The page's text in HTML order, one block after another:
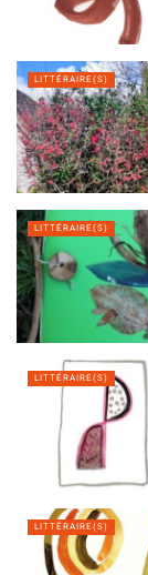
LITTÉRAIRE(S)
LITTÉRAIRE(S)
LITTÉRAIRE(S)
LITTÉRAIRE(S)